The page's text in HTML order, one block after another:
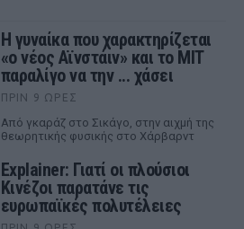
Η γυναίκα που χαρακτηρίζεται
«ο νέος Αϊνστάιν» και το MIT
παραλίγο να την ... χάσει
ΠΡΙΝ 9 ΏΡΕΣ
Από γκαράζ στο Σικάγο, στην αιχμή της
θεωρητικής φυσικής στο Χάρβαρντ
Explainer: Γιατί οι πλούσιοι
Κινέζοι παρατάνε τις
ευρωπαϊκές πολυτέλειες